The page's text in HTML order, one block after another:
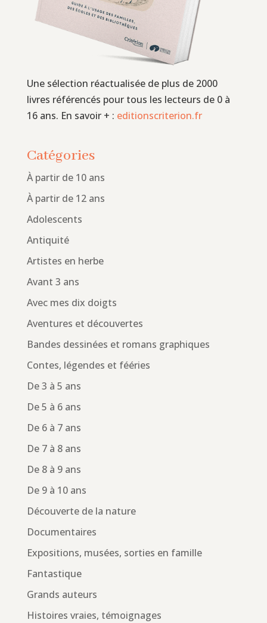
Une sélection réactualisée de plus de 2000
livres référencés pour tous les lecteurs de 0 à
16 ans. En savoir + : editionscriterion.fr
Catégories
À partir de 10 ans
À partir de 12 ans
Adolescents
Antiquité
Artistes en herbe
Avant 3 ans
Avec mes dix doigts
Aventures et découvertes
Bandes dessinées et romans graphiques
Contes, légendes et fééries
De 3 à 5 ans
De 5 à 6 ans
De 6 à 7 ans
De 7 à 8 ans
De 8 à 9 ans
De 9 à 10 ans
Découverte de la nature
Documentaires
Expositions, musées, sorties en famille
Fantastique
Grands auteurs
Histoires vraies, témoignages